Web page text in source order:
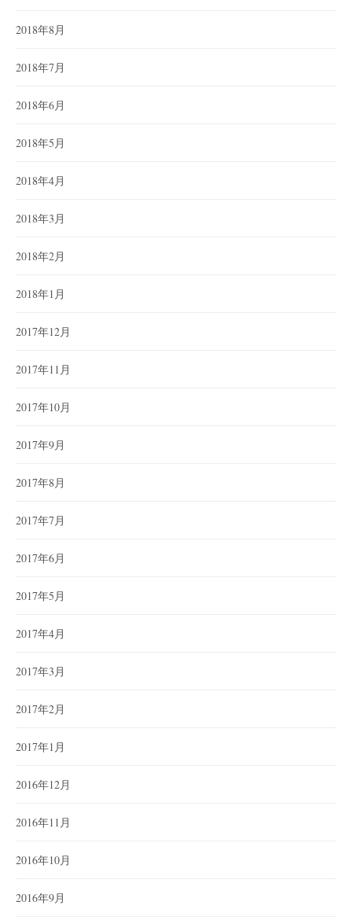
2018年8月
2018年7月
2018年6月
2018年5月
2018年4月
2018年3月
2018年2月
2018年1月
2017年12月
2017年11月
2017年10月
2017年9月
2017年8月
2017年7月
2017年6月
2017年5月
2017年4月
2017年3月
2017年2月
2017年1月
2016年12月
2016年11月
2016年10月
2016年9月